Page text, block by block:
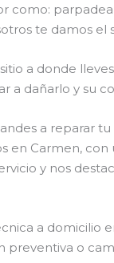
como:
te damos el
a donde
a dañarlo y su
a reparar
en Carmen,
y nos
a domicilio
preventiva o